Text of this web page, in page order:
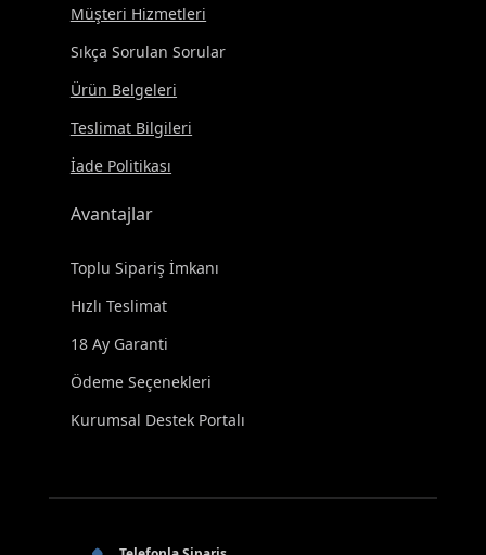
Müşteri Hizmetleri
Sıkça Sorulan Sorular
Ürün Belgeleri
Teslimat Bilgileri
İade Politikası
Avantajlar
Toplu Sipariş İmkanı
Hızlı Teslimat
18 Ay Garanti
Ödeme Seçenekleri
Kurumsal Destek Portalı